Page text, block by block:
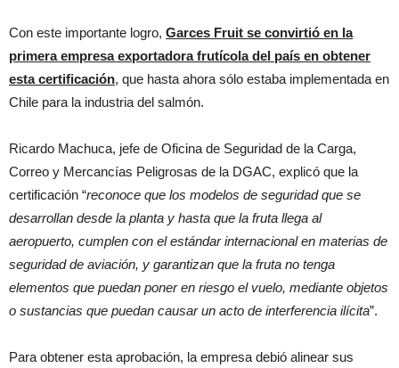
Con este importante logro, Garces Fruit se convirtió en la
primera empresa exportadora frutícola del país en obtener
esta certificación, que hasta ahora sólo estaba implementada en
Chile para la industria del salmón.
Ricardo Machuca, jefe de Oficina de Seguridad de la Carga,
Correo y Mercancías Peligrosas de la DGAC, explicó que la
certificación “reconoce que los modelos de seguridad que se
desarrollan desde la planta y hasta que la fruta llega al
aeropuerto, cumplen con el estándar internacional en materias de
seguridad de aviación, y garantizan que la fruta no tenga
elementos que puedan poner en riesgo el vuelo, mediante objetos
o sustancias que puedan causar un acto de interferencia ilícita”.
Para obtener esta aprobación, la empresa debió alinear sus